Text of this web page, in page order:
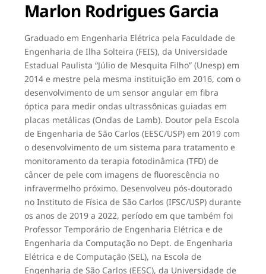
Marlon Rodrigues Garcia
Graduado em Engenharia Elétrica pela Faculdade de
Engenharia de Ilha Solteira (FEIS), da Universidade
Estadual Paulista “Júlio de Mesquita Filho” (Unesp) em
2014 e mestre pela mesma instituição em 2016, com o
desenvolvimento de um sensor angular em fibra
óptica para medir ondas ultrassônicas guiadas em
placas metálicas (Ondas de Lamb). Doutor pela Escola
de Engenharia de São Carlos (EESC/USP) em 2019 com
o desenvolvimento de um sistema para tratamento e
monitoramento da terapia fotodinâmica (TFD) de
câncer de pele com imagens de fluorescência no
infravermelho próximo. Desenvolveu pós-doutorado
no Instituto de Física de São Carlos (IFSC/USP) durante
os anos de 2019 a 2022, período em que também foi
Professor Temporário de Engenharia Elétrica e de
Engenharia da Computação no Dept. de Engenharia
Elétrica e de Computação (SEL), na Escola de
Engenharia de São Carlos (EESC), da Universidade de